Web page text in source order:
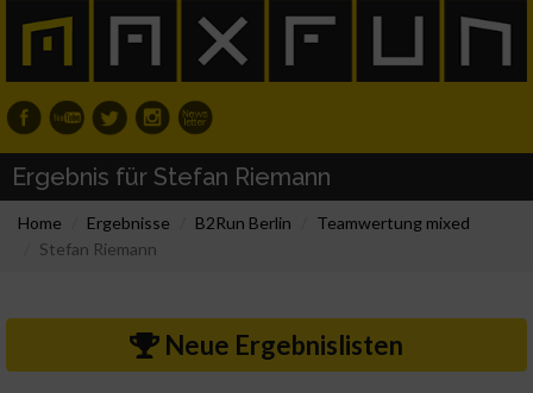
Ergebnis für Stefan Riemann
Home Ergebnisse B2Run Berlin
Teamwertung mixed
Stefan Riemann
Neue Ergebnislisten